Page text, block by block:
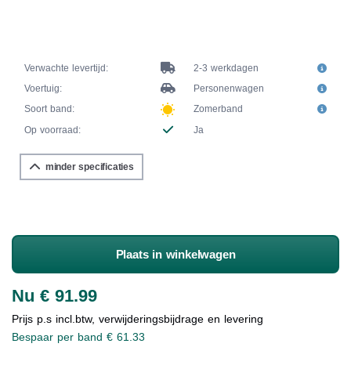
Verwachte levertijd:
2-3 werkdagen
Voertuig:
Personenwagen
Soort band:
Zomerband
Op voorraad:
Ja
minder specificaties
Plaats in winkelwagen
Nu € 91.99
Prijs p.s incl.btw, verwijderingsbijdrage en levering
Bespaar per band € 61.33